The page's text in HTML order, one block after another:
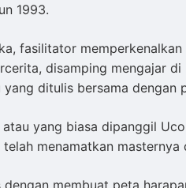
1993.
fasilitator
disamping mengajar
ditulis bersama dengan
yang biasa dipanggil
menamatkan masternya
membuat peta